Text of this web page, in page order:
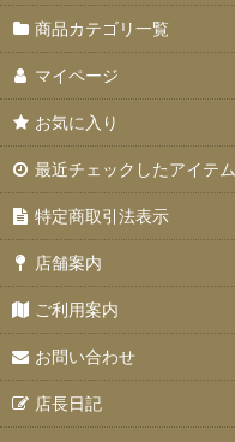
商品カテゴリ一覧
マイページ
お気に入り
最近チェックしたアイテム
特定商取引法表示
店舗案内
ご利用案内
お問い合わせ
店長日記